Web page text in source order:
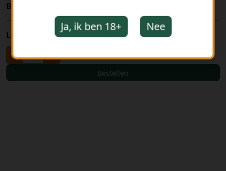
BTW toeslag
Leeggoed € 0,10
- +
Bestellen
Ja, ik ben 18+ Nee